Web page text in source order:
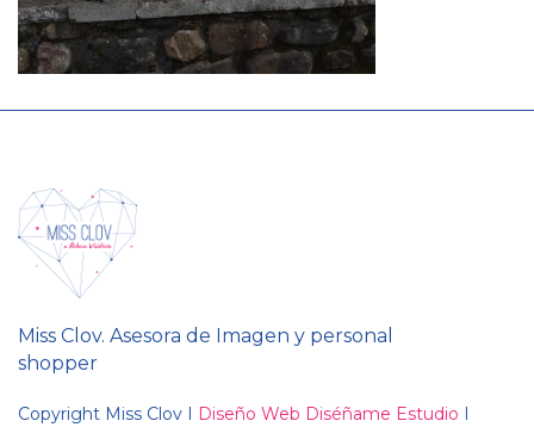
Miss Clov. Asesora de Imagen y personal
shopper
Copyright Miss Clov I Diseño Web Diséñame Estudio I